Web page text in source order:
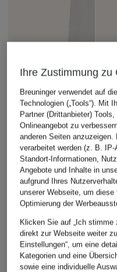
+Aktionsrabatt
NORMA KAMALI
Marlenehose
159,99 €
Bestpreis:254,99 €
Ursprünglich:299,99 €
ab
Ihre Zustimmung zu
Breuninger verwendet auf
Technologien („Tools“). Mit
Partner (Drittanbieter)
Onlineangebot zu
anderen Seiten anzuzeigen.
verarbeitet werden (z. B.
Standort-Informationen,
Angebote und Inhalte in
aufgrund Ihres
unserer Webseite, um
Optimierung der
Klicken Sie auf „Ich stimme
direkt zur Webseite weiter
Einstellungen“, um eine
Kategorien und eine
sowie eine individuelle